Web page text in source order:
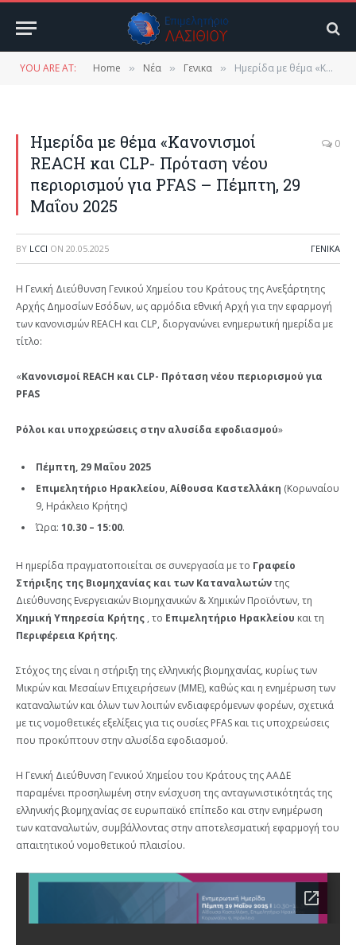
YOU ARE AT: Home » Νέα » Γενικα » Ημερίδα με θέμα «Κανονισμοί REACH και CLP- Πρόταση νέου περιορισμού για PFAS – Πέμπτη, 29 Μαΐου 2025
Ημερίδα με θέμα «Κανονισμοί
REACH και CLP- Πρόταση νέου
περιορισμού για PFAS – Πέμπτη, 29
Μαΐου 2025
0
BY LCCI ON 20.05.2025 ΓΕΝΙΚΑ
Η Γενική Διεύθυνση Γενικού Χημείου του Κράτους της Ανεξάρτητης
Αρχής Δημοσίων Εσόδων, ως αρμόδια εθνική Αρχή για την εφαρμογή
των κανονισμών REACH και CLP, διοργανώνει ενημερωτική ημερίδα με
τίτλο:
«Κανονισμοί REACH και CLP- Πρόταση νέου περιορισμού για
PFAS
Ρόλοι και υποχρεώσεις στην αλυσίδα εφοδιασμού»
Πέμπτη, 29 Μαΐου 2025
Επιμελητήριο Ηρακλείου, Αίθουσα Καστελλάκη (Κορωναίου
9, Ηράκλειο Κρήτης)
Ώρα: 10.30 – 15:00.
Η ημερίδα πραγματοποιείται σε συνεργασία με το Γραφείο
Στήριξης της Βιομηχανίας και των Καταναλωτώντης
Διεύθυνσης Ενεργειακών Βιομηχανικών & Χημικών Προϊόντων, τη
Χημική Υπηρεσία Κρήτης , το Επιμελητήριο Ηρακλείου και τη
Περιφέρεια Κρήτης.
Στόχος της είναι η στήριξη της ελληνικής βιομηχανίας, κυρίως των
Μικρών και Μεσαίων Επιχειρήσεων (ΜΜΕ), καθώς και η ενημέρωση των
καταναλωτών και όλων των λοιπών ενδιαφερόμενων φορέων, σχετικά
με τις νομοθετικές εξελίξεις για τις ουσίες PFAS και τις υποχρεώσεις
που προκύπτουν στην αλυσίδα εφοδιασμού.
Η Γενική Διεύθυνση Γενικού Χημείου του Κράτους της ΑΑΔΕ
παραμένει προσηλωμένη στην ενίσχυση της ανταγωνιστικότητάς της
ελληνικής βιομηχανίας σε ευρωπαϊκό επίπεδο και στην ενημέρωση
των καταναλωτών, συμβάλλοντας στην αποτελεσματική εφαρμογή του
απαιτητικού νομοθετικού πλαισίου.